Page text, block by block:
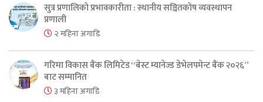
सुत्र प्रणालिको प्रभावकारीता : स्थानीय सञ्चितकोष व्यवस्थापन
प्रणाली
२ महिना अगाडि
गरिमा विकास बैंक लिमिटेड “बेस्ट म्यानेज्ड डेभेलपमेन्ट बैंक २०२६”
बाट सम्मानित
३ महिना अगाडि